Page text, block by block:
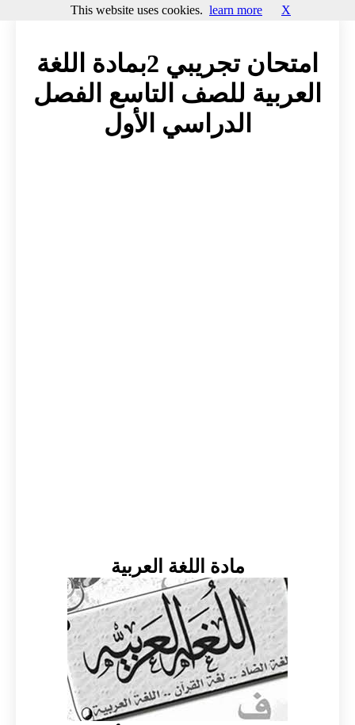
امتحان تجريبي 2بمادة اللغة
العربية للصف التاسع الفصل
الدراسي الأول
مادة اللغة العربية
This website uses cookies. learn more X